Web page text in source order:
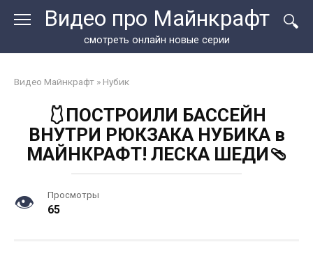
Видео про Майнкрафт
смотреть онлайн новые серии
Видео Майнкрафт » Нубик
🩱ПОСТРОИЛИ БАССЕЙН
ВНУТРИ РЮКЗАКА НУБИКА в
МАЙНКРАФТ! ЛЕСКА ШЕДИ🩴
Просмотры
65